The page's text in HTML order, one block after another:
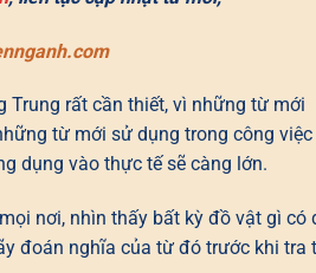
rất cần thiết, vì những từ mới
từ mới sử dụng trong công
dụng vào thực tế sẽ càng lớn.
nơi, nhìn thấy bất kỳ đồ vật gì có
đoán nghĩa của từ đó trước khi tra